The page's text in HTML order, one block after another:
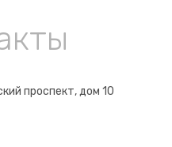
проспект, дом 10